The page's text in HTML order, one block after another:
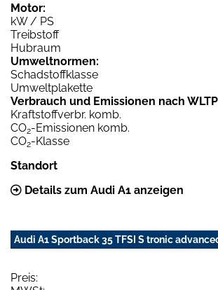
Motor:
kW / PS
Treibstoff
Hubraum
Umweltnormen:
Schadstoffklasse
Umweltplakette
Verbrauch und Emissionen nach
Kraftstoffverbr. komb.
CO2-Emissionen komb.
CO2-Klasse
Standort
Details zum Audi A1 anzeigen
Audi A1 Sportback 35 TFSI S tronic
Preis: